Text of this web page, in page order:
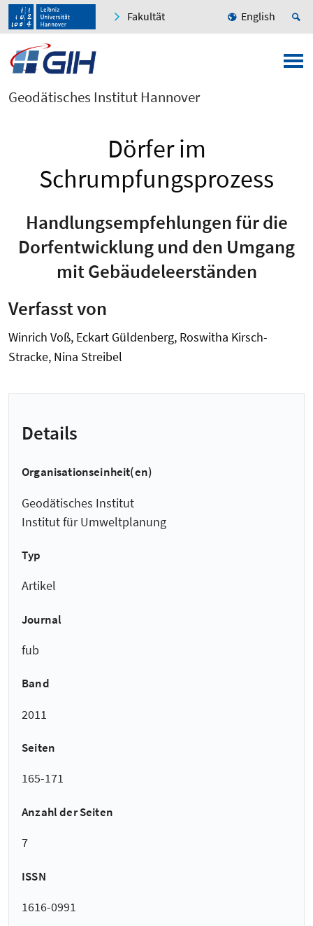
Fakultät English
Geodätisches Institut Hannover
Dörfer im
Schrumpfungsprozess
Handlungsempfehlungen für die
Dorfentwicklung und den Umgang
mit Gebäudeleerständen
Verfasst von
Winrich Voß, Eckart Güldenberg, Roswitha Kirsch-
Stracke, Nina Streibel
Details
Organisationseinheit(en)
Geodätisches Institut
Institut für Umweltplanung
Typ
Artikel
Journal
fub
Band
2011
Seiten
165-171
Anzahl der Seiten
7
ISSN
1616-0991